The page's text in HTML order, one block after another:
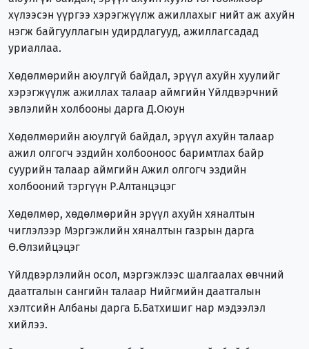
хүлээсэн үүргээ хэрэгжүүлж ажиллахыг нийт аж ахуйн
нэгж байгууллагын удирдлагууд, ажиллагсадад
уриаллаа.
Хөдөлмөрийн аюулгүй байдал, эрүүл ахуйн хуулийг
хэрэгжүүлж ажиллах талаар аймгийн Үйлдвэрчний
эвлэлийн холбооны дарга Д.Оюун
Хөдөлмөрийн аюулгүй байдал, эрүүл ахуйн талаар
ажил олгогч эздийн холбооноос баримтлах байр
суурийн талаар аймгийн Ажил олгогч эздийн
холбооний тэргүүн Р.Алтанцэцэг
Хөдөлмөр, хөдөлмөрийн эрүүл ахуйн хяналтын
чиглэлээр Мэргэжлийн хяналтын газрын дарга
Ө.Өлзийцэцэг
Үйлдвэрлэлийн осол, мэргэжлээс шалгаалах өвчний
даатгалын сангийн талаар Нийгмийн даатгалын
хэлтсийн Албаны дарга Б.Батхишиг нар мэдээлэл
хийлээ.